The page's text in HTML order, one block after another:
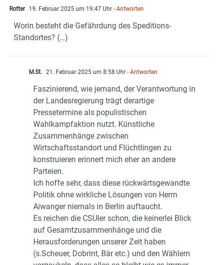
Rotter 19. Februar 2025 um 19:47 Uhr - Antworten
Worin besteht die Gefährdung des Speditions-
Standortes? (…)
M.St. 21. Februar 2025 um 8:58 Uhr - Antworten
Faszinierend, wie jemand, der Verantwortung in
der Landesregierung trägt derartige
Pressetermine als populistischen
Wahlkampfaktion nutzt. Künstliche
Zusammenhänge zwischen
Wirtschaftsstandort und Flüchtlingen zu
konstruieren erinnert mich eher an andere
Parteien.
Ich hoffe sehr, dass diese rückwärtsgewandte
Politik ohne wirkliche Lösungen von Herrn
Aiwanger niemals in Berlin auftaucht.
Es reichen die CSUler schon, die keinerlei Blick
auf Gesamtzusammenhänge und die
Herausforderungen unserer Zeit haben
(s.Scheuer, Dobrint, Bär etc.) und den Wählern